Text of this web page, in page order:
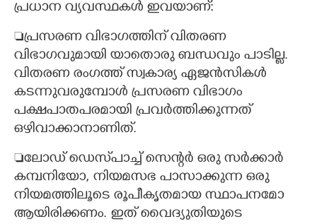
പ്രധാന വ്യവസ്ഥകൾ ഇവയാണ്:
പ്രസരണ വിഭാഗത്തിന് വിതരണ
വിഭാഗവുമായി യാതൊരു ബന്ധവും പാടില്ല.
വിതരണ രംഗത്ത് സ്വകാര്യ ഏജൻസികൾ
കടന്നുവരുമ്പോൾ പ്രസരണ വിഭാഗം
പക്ഷപാതപരമായി പ്രവർത്തിക്കുന്നത്
ഒഴിവാക്കാനാണിത്.
ലോഡ് ഡെസ്‌പാച്ച് സെന്റർ ഒരു സർക്കാർ
കമ്പനിയോ, നിയമസഭ പാസാക്കുന്ന ഒരു
നിയമത്തിലൂടെ രൂപീകൃതമായ സ്ഥാപനമോ
ആയിരിക്കണം. ഇത് വൈദ്യുതിയുടെ